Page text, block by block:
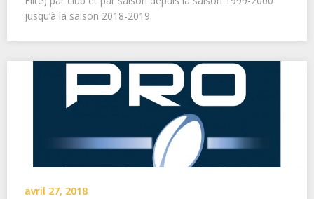
jusqu’à la saison 2018-2019.
avril 27, 2018